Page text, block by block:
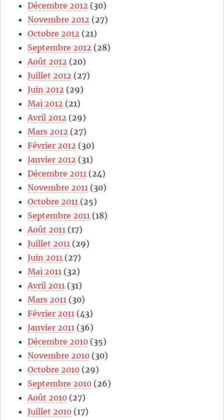
Décembre 2012 (30)
Novembre 2012 (27)
Octobre 2012 (21)
Septembre 2012 (28)
Août 2012 (20)
Juillet 2012 (27)
Juin 2012 (29)
Mai 2012 (21)
Avril 2012 (29)
Mars 2012 (27)
Février 2012 (30)
Janvier 2012 (31)
Décembre 2011 (24)
Novembre 2011 (30)
Octobre 2011 (25)
Septembre 2011 (18)
Août 2011 (17)
Juillet 2011 (29)
Juin 2011 (27)
Mai 2011 (32)
Avril 2011 (31)
Mars 2011 (30)
Février 2011 (43)
Janvier 2011 (36)
Décembre 2010 (35)
Novembre 2010 (30)
Octobre 2010 (29)
Septembre 2010 (26)
Août 2010 (27)
Juillet 2010 (17)